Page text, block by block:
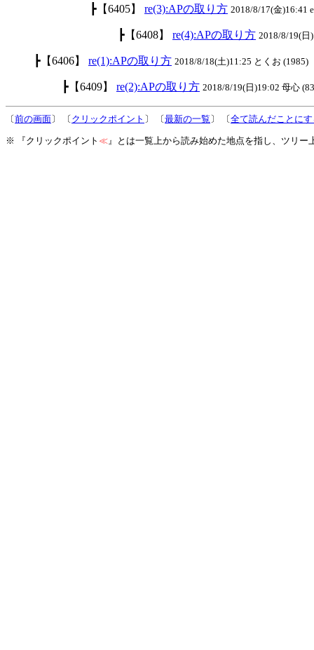
┣【6405】 re(3):APの取り方 2018/8/17(金)16:41
┣【6408】 re(4):APの取り方 2018/8/19(日
┣【6406】 re(1):APの取り方 2018/8/18(土)11:25 とくお (1985)
┣【6409】 re(2):APの取り方 2018/8/19(日)19:02 母心
〔前の画面〕 〔 クリックポイント 〕 〔最新の一覧 〕 〔全て読んだことに
※ 『クリックポイント ≪』とは一覧上から読み始めた地点を指し、ツリ